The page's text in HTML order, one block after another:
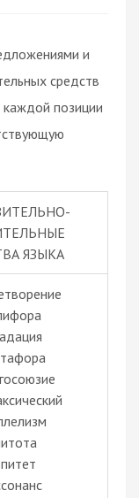
и
средств
каждой позиции
ЯЗЫКА